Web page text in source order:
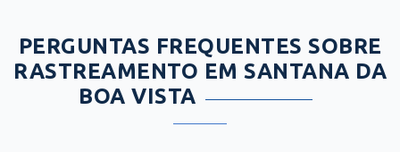
PERGUNTAS FREQUENTES SOBRE
RASTREAMENTO EM SANTANA DA
BOA VISTA